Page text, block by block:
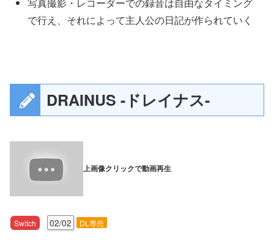
で行え、それによって主人公の日記が作られていく
DRAINUS -ドレイナス-
上画像クリックで動画再生
Switch 02/02 DL専売